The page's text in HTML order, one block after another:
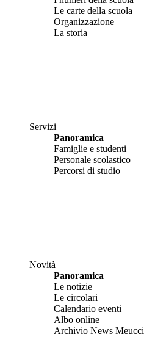
Le carte della scuola
Organizzazione
La storia
Servizi
Panoramica
Famiglie e studenti
Personale scolastico
Percorsi di studio
Novità
Panoramica
Le notizie
Le circolari
Calendario eventi
Albo online
Archivio News Meucci